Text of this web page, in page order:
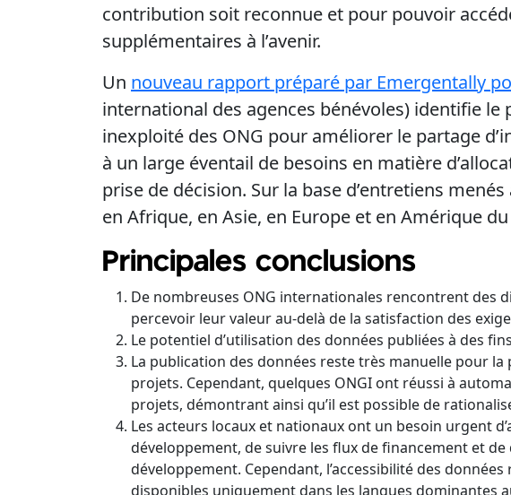
contribution soit reconnue et pour pouvoir
supplémentaires à l’avenir.
Un nouveau rapport préparé par Emergentally
international des agences bénévoles) identifie
inexploité des ONG pour améliorer le partage
à un large éventail de besoins en matière
prise de décision. Sur la base d’entretiens
en Afrique, en Asie, en Europe et en Amérique
Principales conclusions
De nombreuses ONG internationales rencontrent des
percevoir leur valeur au-delà de la satisfaction des
Le potentiel d’utilisation des données publiées à des
La publication des données reste très manuelle pour
projets. Cependant, quelques ONGI ont réussi à
projets, démontrant ainsi qu’il est possible de
Les acteurs locaux et nationaux ont un besoin urgent
développement, de suivre les flux de financement et
développement. Cependant, l’accessibilité des
disponibles uniquement dans les langues dominantes